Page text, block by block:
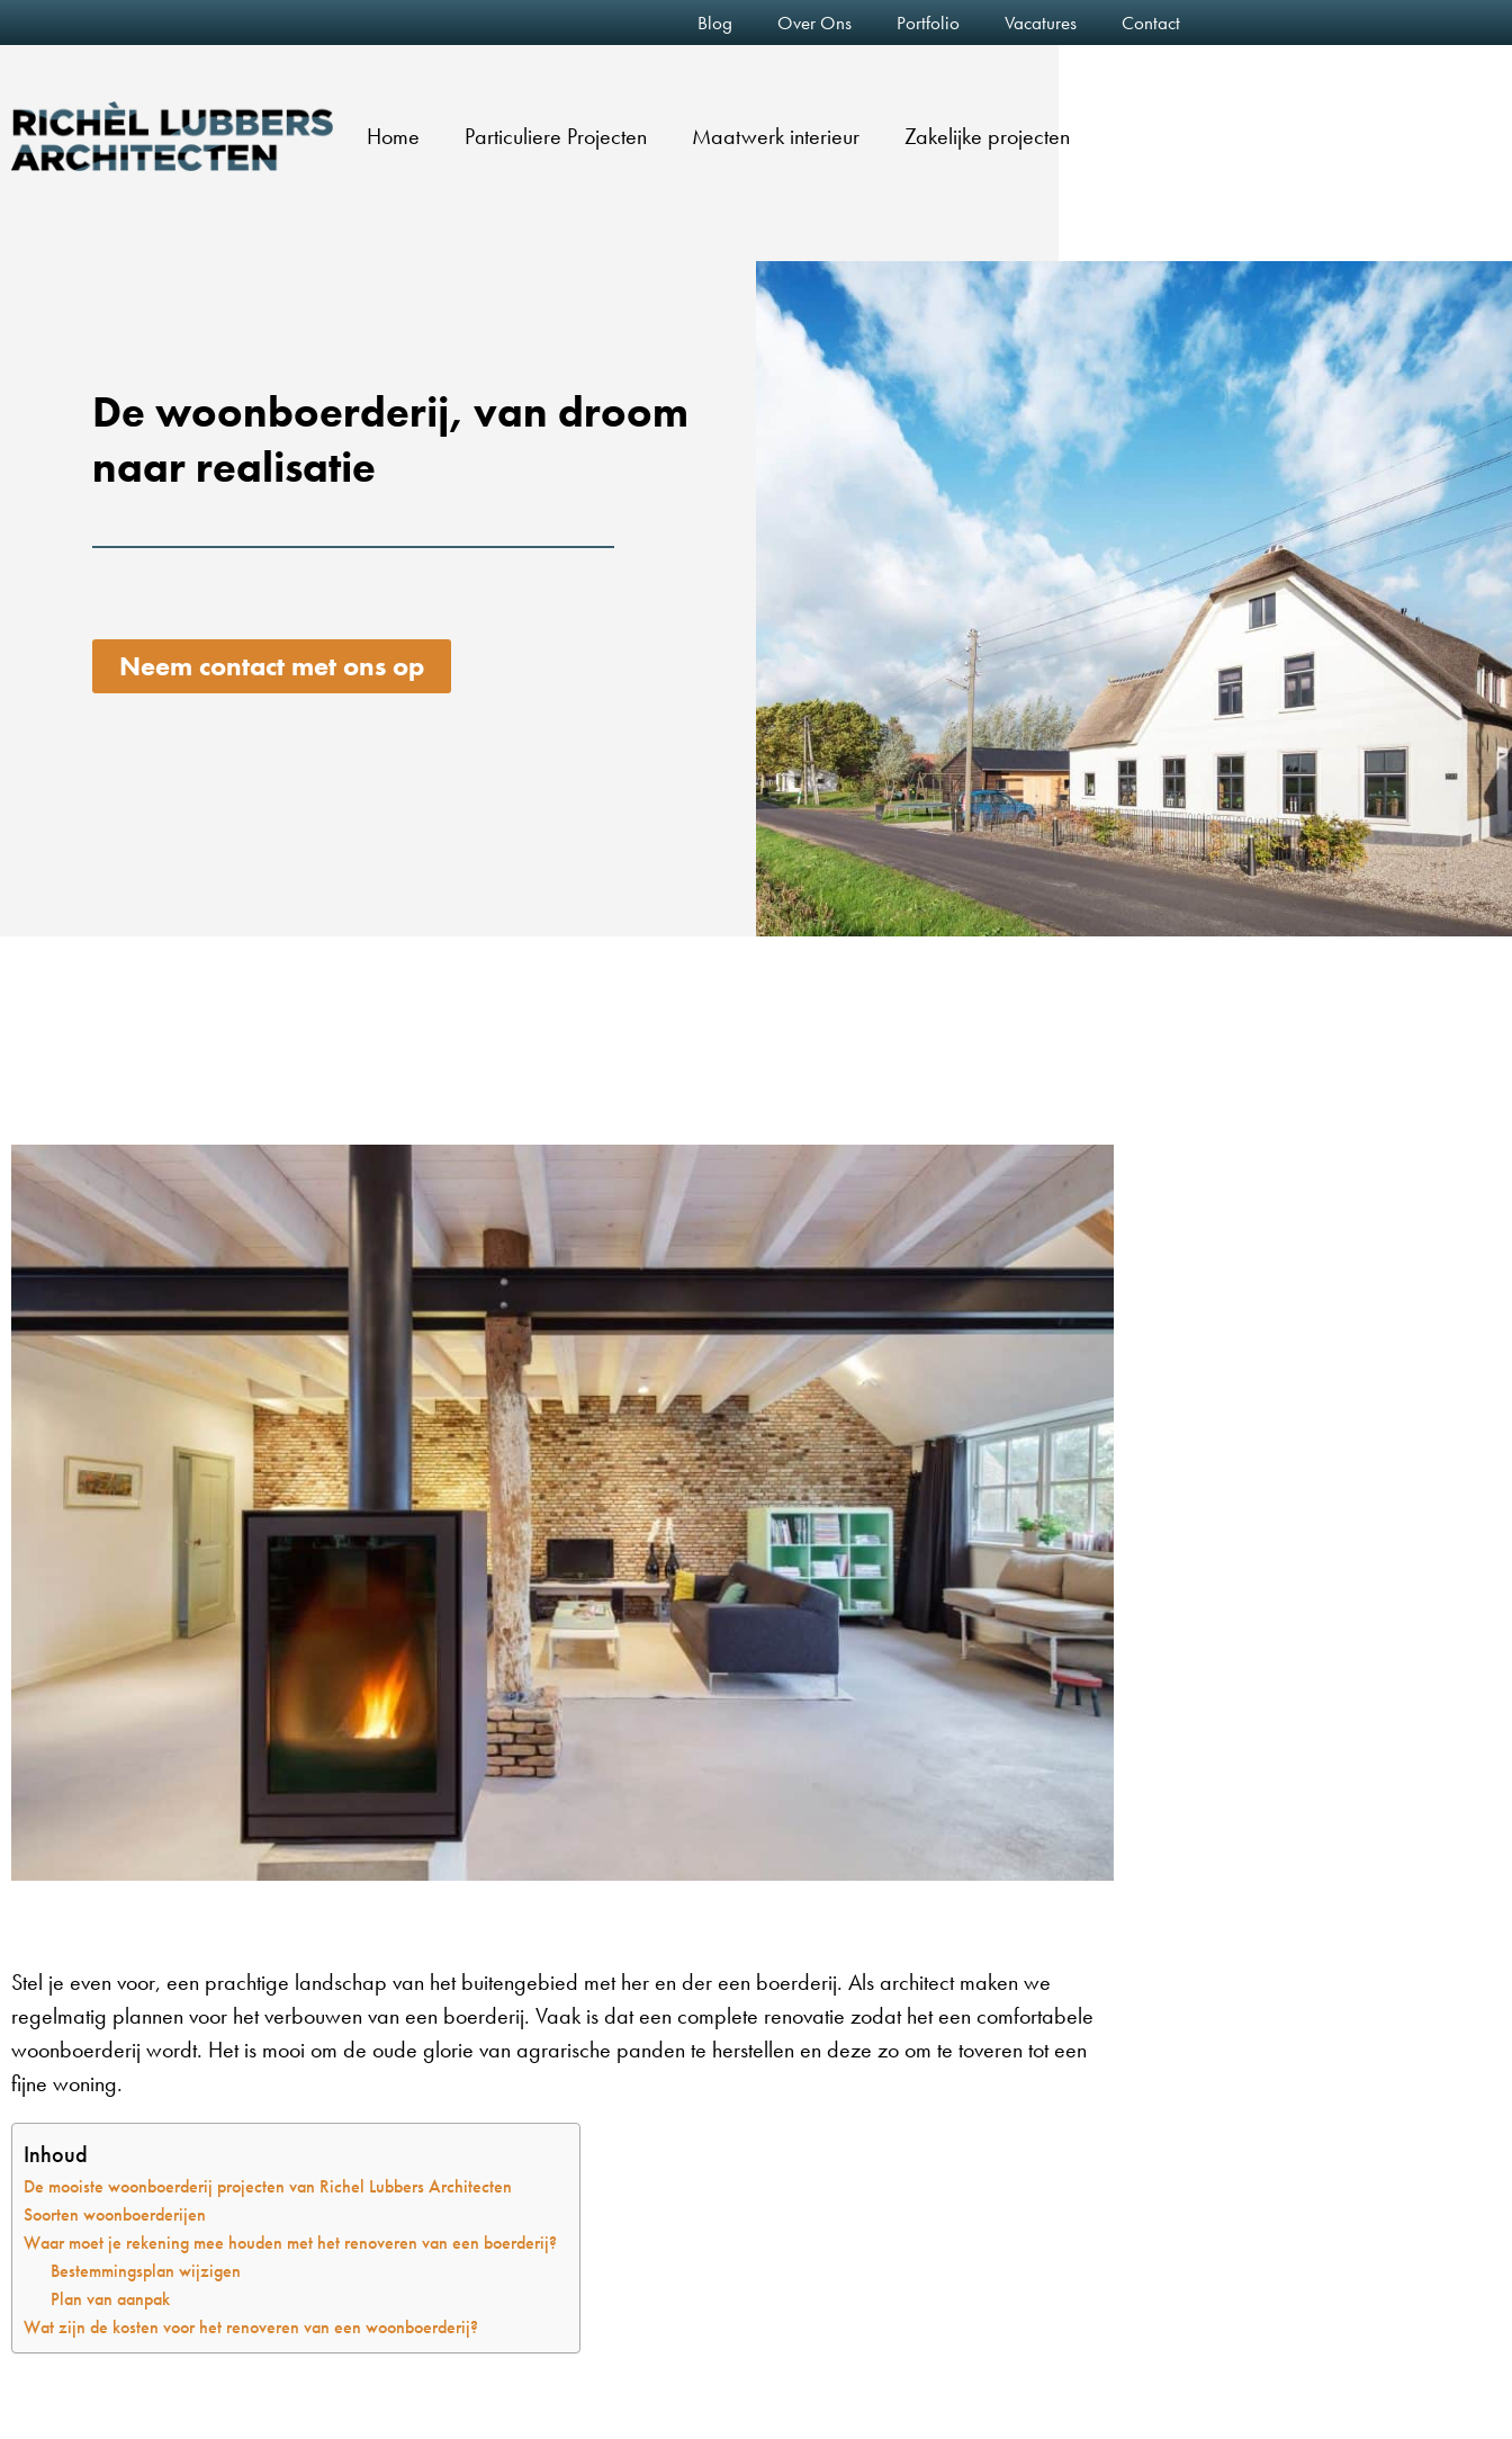
Blog Over Ons Portfolio Vacatures Contact
Home Particuliere Projecten Maatwerk interieur Zakelijke projecten
De woonboerderij, van droom
naar realisatie
Neem contact met ons op
Stel je even voor, een prachtige landschap van het buitengebied met her en der een boerderij. Als architect maken we
regelmatig plannen voor het verbouwen van een boerderij. Vaak is dat een complete renovatie zodat het een comfortabele
woonboerderij wordt. Het is mooi om de oude glorie van agrarische panden te herstellen en deze zo om te toveren tot een
fijne woning.
Inhoud
De mooiste woonboerderij projecten van Richel Lubbers Architecten
Soorten woonboerderijen
Waar moet je rekening mee houden met het renoveren van een boerderij?
Bestemmingsplan wijzigen
Plan van aanpak
Wat zijn de kosten voor het renoveren van een woonboerderij?